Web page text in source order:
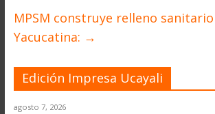
MPSM construye relleno
Yacucatina: →
Edición Impresa Ucayali
agosto 7, 2026